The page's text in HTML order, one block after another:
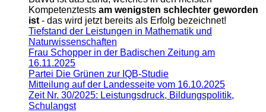
Kompetenztests am wenigsten schlechter geworden
ist - das wird jetzt bereits als Erfolg bezeichnet!
Tiefstand der Leistungen in Mathematik und
Naturwissenschaften
Frau Schopper in der Badischen Zeitung am
16.11.2025
Partei Die Grünen zur IQB-Studie
Mitteilung auf der Landesseite vom 16.10.2025
Zeit Nr. 30/2025: Leistungsdruck, Bildungspolitik,
Schulangst